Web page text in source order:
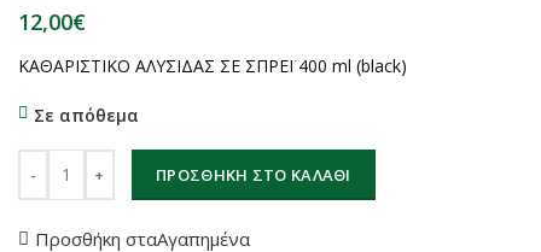
€
ΚΑΘΑΡΙΣΤΙΚΟ ΑΛΥΣΙΔΑΣ ΣΕ ΣΠΡΕΪ 400 ml (black)
Σε απόθεμα
ΠΡΟΣΘΉΚΗ ΣΤΟ ΚΑΛΆΘΙ
Προσθήκη σταΑγαπημένα